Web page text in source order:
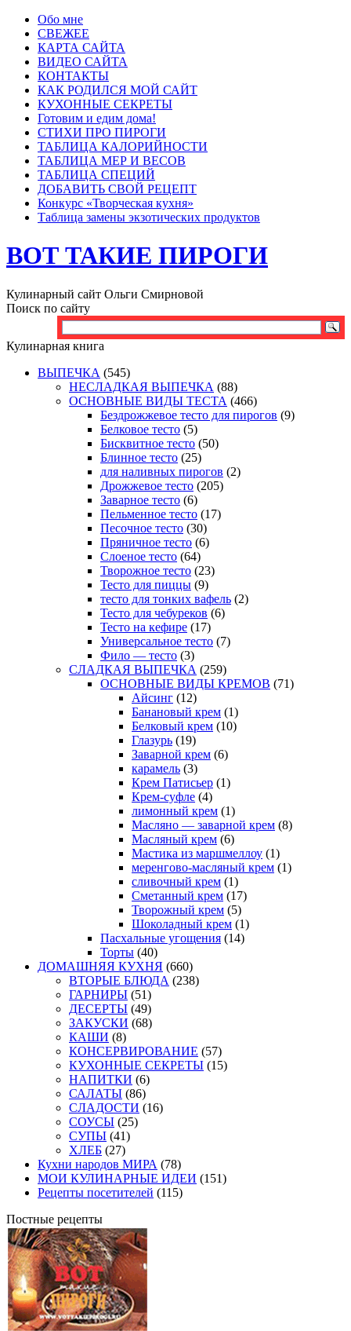
Обо мне
СВЕЖЕЕ
КАРТА САЙТА
ВИДЕО САЙТА
КОНТАКТЫ
КАК РОДИЛСЯ МОЙ САЙТ
КУХОННЫЕ СЕКРЕТЫ
Готовим и едим дома!
СТИХИ ПРО ПИРОГИ
ТАБЛИЦА КАЛОРИЙНОСТИ
ТАБЛИЦА МЕР И ВЕСОВ
ТАБЛИЦА СПЕЦИЙ
ДОБАВИТЬ СВОЙ РЕЦЕПТ
Конкурс «Творческая кухня»
Таблица замены экзотических продуктов
ВОТ ТАКИЕ ПИРОГИ
Кулинарный сайт Ольги Смирновой
Поиск по сайту
Кулинарная книга
ВЫПЕЧКА (545)
НЕСЛАДКАЯ ВЫПЕЧКА (88)
ОСНОВНЫЕ ВИДЫ ТЕСТА (466)
Бездрожжевое тесто для пирогов (9)
Белковое тесто (5)
Бисквитное тесто (50)
Блинное тесто (25)
для наливных пирогов (2)
Дрожжевое тесто (205)
Заварное тесто (6)
Пельменное тесто (17)
Песочное тесто (30)
Пряничное тесто (6)
Слоеное тесто (64)
Творожное тесто (23)
Тесто для пиццы (9)
тесто для тонких вафель (2)
Тесто для чебуреков (6)
Тесто на кефире (17)
Универсальное тесто (7)
Фило — тесто (3)
СЛАДКАЯ ВЫПЕЧКА (259)
ОСНОВНЫЕ ВИДЫ КРЕМОВ (71)
Айсинг (12)
Банановый крем (1)
Белковый крем (10)
Глазурь (19)
Заварной крем (6)
карамель (3)
Крем Патисьер (1)
Крем-суфле (4)
лимонный крем (1)
Масляно — заварной крем (8)
Масляный крем (6)
Мастика из маршмеллоу (1)
меренгово-масляный крем (1)
сливочный крем (1)
Сметанный крем (17)
Творожный крем (5)
Шоколадный крем (1)
Пасхальные угощения (14)
Торты (40)
ДОМАШНЯЯ КУХНЯ (660)
ВТОРЫЕ БЛЮДА (238)
ГАРНИРЫ (51)
ДЕСЕРТЫ (49)
ЗАКУСКИ (68)
КАШИ (8)
КОНСЕРВИРОВАНИЕ (57)
КУХОННЫЕ СЕКРЕТЫ (15)
НАПИТКИ (6)
САЛАТЫ (86)
СЛАДОСТИ (16)
СОУСЫ (25)
СУПЫ (41)
ХЛЕБ (27)
Кухни народов МИРА (78)
МОИ КУЛИНАРНЫЕ ИДЕИ (151)
Рецепты посетителей (115)
Постные рецепты